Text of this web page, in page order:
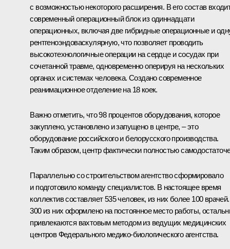
с возможностью некоторого расширения. В его состав
современный операционный блок из одиннадцати
операционных, включая две гибридные операционные и
рентгеноэндоваскулярную, что позволяет проводить
высокотехнологичные операции на сердце и сосудах при
сочетанной травме, одновременно оперируя на нескольких
органах и системах человека. Создано современное
реанимационное отделение на 18 коек.
Важно отметить, что 98 процентов оборудования, которое
закуплено, установлено и запущено в центре, – это
оборудование российского и белорусского производства.
Таким образом, центр фактически полностью
Параллельно со строительством агентство сформировало
и подготовило команду специалистов. В настоящее время
коллектив составляет 535 человек, из них более 100 врачей.
300 из них оформлено на постоянное место работы,
привлекаются вахтовым методом из ведущих медицинских
центров Федерального медико-биологического агентства.